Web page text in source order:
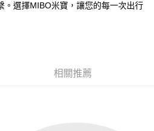
上)免運費
。選擇MIBO米寶，讓您的每一次出行
相關推薦